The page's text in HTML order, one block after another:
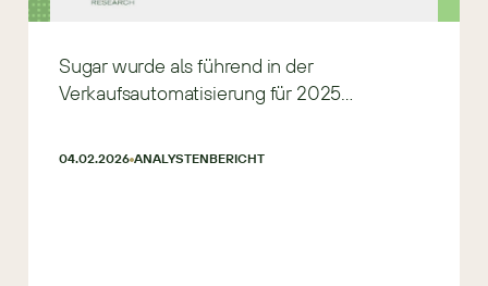
Sugar wurde als führend in der
Verkaufsautomatisierung für 2025
04.02.2026 ANALYSTENBERICHT